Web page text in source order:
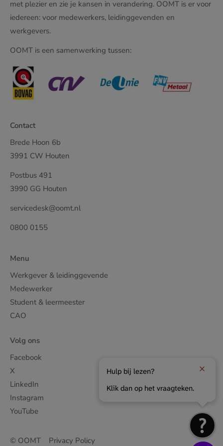
met plezier en zie je kansen in verandering. OOMT is er voor
iedereen: voor medewerkers, leidinggevenden en
werkgevers.
OOMT is een samenwerking tussen:
Contact
Brede Hoon 6b
3991 CW Houten
Postbus 491
3990 GG Houten
servicedesk@oomt.nl
0800 0155
Menu
Werkgever & leidinggevende
Medewerker
Student & leermeester
CAO
Volg ons
Facebook
X
LinkedIn
Instagram
YouTube
© OOMT Privacy Policy
Hulp bij lezen?
Klik dan op het vraagteken.